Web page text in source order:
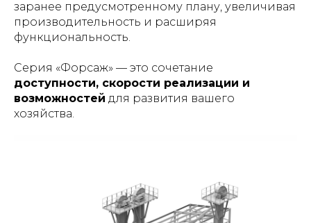
заранее предусмотренному плану, увеличивая
производительность и расширяя
функциональность.
Серия «Форсаж» — это сочетание
доступности, скорости реализации и
возможностей для развития вашего
хозяйства.